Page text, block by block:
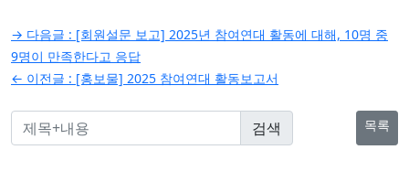
글
탐
색
→ 다음글 : [회원설문 보고] 2025년 참여연대 활동에 대해, 10명 중
9명이 만족한다고 응답
← 이전글 : [홍보물] 2025 참여연대 활동보고서
목록